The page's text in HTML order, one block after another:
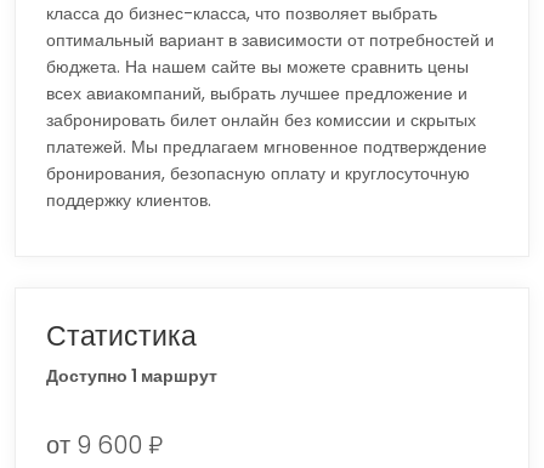
класса до бизнес-класса, что позволяет выбрать
оптимальный вариант в зависимости от потребностей и
бюджета. На нашем сайте вы можете сравнить цены
всех авиакомпаний, выбрать лучшее предложение и
забронировать билет онлайн без комиссии и скрытых
платежей. Мы предлагаем мгновенное подтверждение
бронирования, безопасную оплату и круглосуточную
поддержку клиентов.
Статистика
Доступно 1 маршрут
от 9 600 ₽